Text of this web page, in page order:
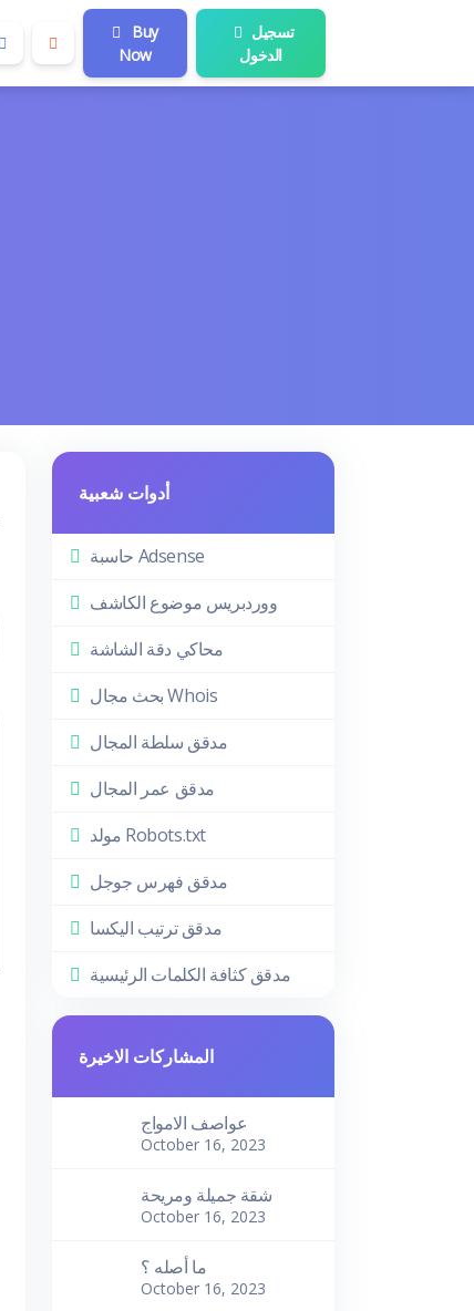
Buy
Now
الدخول
أدوات شعبية
حاسبة Adsense
ووردبريس موضوع الكاشف
محاكي دقة الشاشة
بحث مجال Whois
مدقق سلطة المجال
مدقق عمر المجال
مولد Robots.txt
مدقق فهرس جوجل
مدقق ترتيب اليكسا
مدقق كثافة الكلمات الرئيسية
المشاركات الاخيرة
عواصف الامواج
October 16, 2023
شقة جميلة ومريحة
October 16, 2023
ما أصله ؟
October 16, 2023